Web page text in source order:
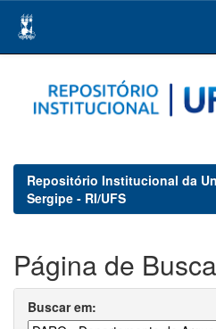
navigation
Repositório Institucional da
Sergipe - RI/UFS
Página de Busca
Buscar em: